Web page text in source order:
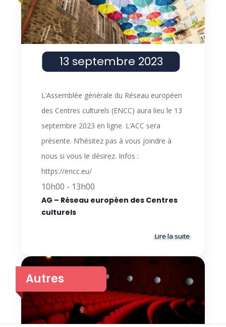
13 septembre 2023
10h00 - 13h00
AG – Réseau européen des Centres
culturels
L’Assemblée générale du Réseau européen
des Centres culturels (ENCC) aura lieu le 13
septembre 2023 en ligne. L’ACC sera
présente. N’hésitez pas à vous joindre à
nous si vous le désirez. Infos :
https://encc.eu/
Lire la suite
Autres